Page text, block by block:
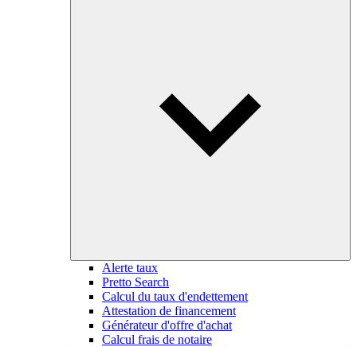
Alerte taux
Pretto Search
Calcul du taux d'endettement
Attestation de financement
Générateur d'offre d'achat
Calcul frais de notaire